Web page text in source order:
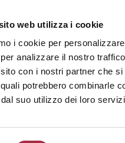
web utilizza i cookie
i cookie per
analizzare il nostro
con i nostri partner che
potrebbero combinarle
suo utilizzo dei loro